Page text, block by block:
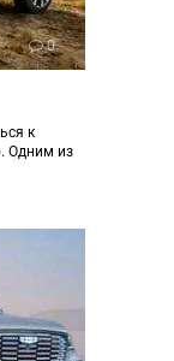
0
к
Одним из